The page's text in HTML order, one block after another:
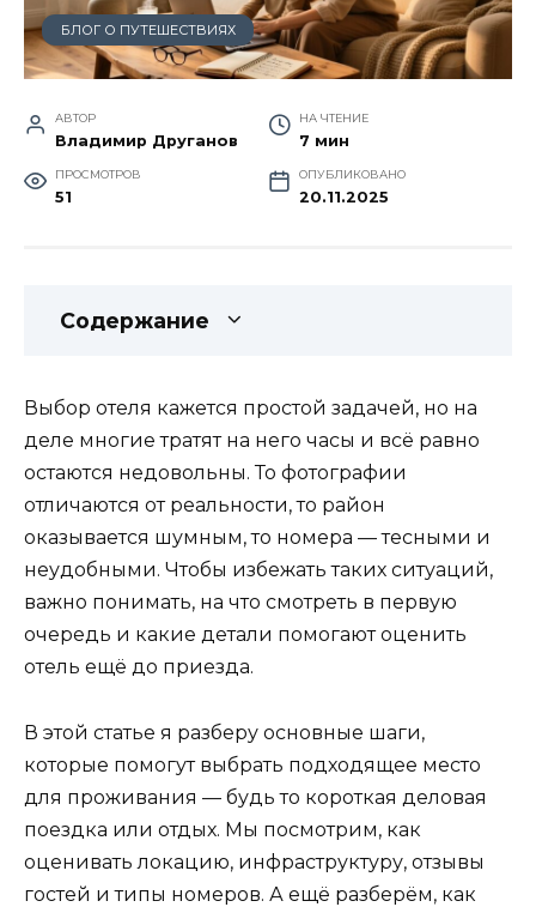
БЛОГ О ПУТЕШЕСТВИЯХ
АВТОР
Владимир Друганов
НА ЧТЕНИЕ
7 мин
ПРОСМОТРОВ
51
ОПУБЛИКОВАНО
20.11.2025
Содержание
Выбор отеля кажется простой задачей, но на
деле многие тратят на него часы и всё равно
остаются недовольны. То фотографии
отличаются от реальности, то район
оказывается шумным, то номера — тесными и
неудобными. Чтобы избежать таких ситуаций,
важно понимать, на что смотреть в первую
очередь и какие детали помогают оценить
отель ещё до приезда.
В этой статье я разберу основные шаги,
которые помогут выбрать подходящее место
для проживания — будь то короткая деловая
поездка или отдых. Мы посмотрим, как
оценивать локацию, инфраструктуру, отзывы
гостей и типы номеров. А ещё разберём, как